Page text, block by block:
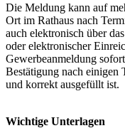
Die Meldung kann auf
Ort im Rathaus nach
auch elektronisch über
oder elektronischer
Gewerbeanmeldung
Bestätigung nach einigen
und korrekt ausgefüllt ist.
Wichtige Unterlagen